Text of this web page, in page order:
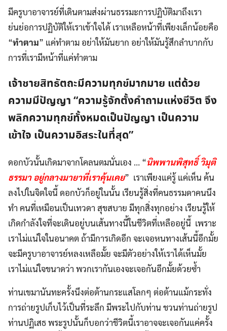
มีครูบาอาจารย์ที่เดินตามส่งผ่านธรรมะการปฏิบัติมาถึงเรา
ย่นย่อการปฏิบัติให้เราเข้าใจได้ เราเหลือหน้าที่เพียงเล็กน้อยคือ
“ทำตาม” แค่ทำตาม อย่าให้มันยาก อย่าให้มันรู้สึกลำบากกับ
การที่เรามีหน้าที่แค่ทำตาม
เจ้าชายสิทธัตถะมีความทุกข์มากมาย แต่ด้วย
ความมีปัญญา“ความรู้จักตั้งคำถามแห่งชีวิต จึง
พลิกความทุกข์ทั้งหมดเป็นปัญญา เป็นความ
เข้าใจ เป็นความอิสระในที่สุด”
ดอกบัวนั้นเกิดมาจากโคลนตมนั่นเอง … “นิพพานพิสุทธิ์ วิมุติ
ธรรมา อยู่กลางมายาที่เราคุ้นเคย” เราเพียงแค่รู้ แค่เห็น ค้น
ลงไปในจิตใจนี้ ดอกบัวก็อยู่ในนั้น เรียนรู้สิ่งที่คนธรรมดาคนนึง
ทำ คนที่เหมือนเป็นเทวดา สุขสบาย มีทุกสิ่งทุกอย่าง เรียนรู้ให้
เกิดกำลังใจที่จะเดินอยู่บนเส้นทางนี้ในชีวิตที่เหลืออยู่นี้ เพราะ
เราไม่แน่ใจในอนาคต ถ้ามีการเกิดอีก จะเจอหนทางเส้นนี้อีกมั้ย
จะมีครูบาอาจารย์หลงเหลือมั้ย จะมีตัวอย่างให้เราได้เห็นมั้ย
เราไม่แน่ใจขนาดว่า พวกเรากันเองจะเจอกันอีกมั้ยด้วยซ้ำ
ท่านเขมานันทะครั้งนึงต่อต้านกระแสโลกๆ ต่อต้านแม้กระทั่ง
การถ่ายรูปเก็บไว้เป็นที่ระลึก มีพระไปกับท่าน ชวนท่านถ่ายรูป
ท่านปฏิเสธ พระรูปนั้นก็บอกว่าชีวิตนี้เราอาจจะเจอกันแค่ครั้ง